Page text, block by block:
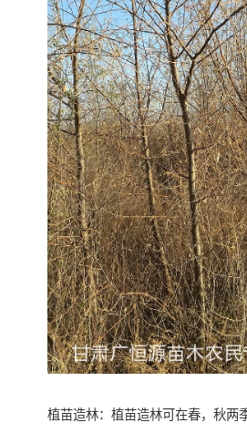
植苗造林：植苗造林可在春，秋两